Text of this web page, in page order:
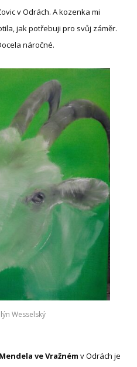
v Odrách. A kozenka mi
jak potřebuji pro svůj záměr.
náročné.
Wesselský
ve Vražném v Odrách je